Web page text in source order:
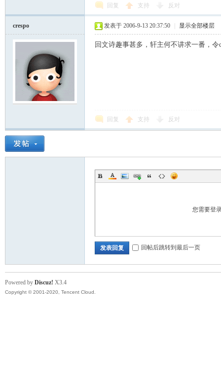
回复 支持 反对
crespo 发表于 2006-9-13 20:37:50 显示全部楼层
回文诗趣事甚多，轩主何不讲求一番，令
回复 支持 反对
您需要登
发表回复 回帖后跳转到最后一页
Powered by Discuz! X3.4
Copyright © 2001-2020, Tencent Cloud.